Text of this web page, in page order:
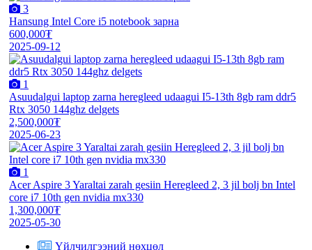
3
Hansung Intel Core i5 notebook зарна
600,000₮
2025-09-12
1
Asuudalgui laptop zarna heregleed udaagui I5-13th 8gb ram ddr5
Rtx 3050 144ghz delgets
2,500,000₮
2025-06-23
1
Acer Aspire 3 Yaraltai zarah gesiin Heregleed 2, 3 jil bolj bn Intel
core i7 10th gen nvidia mx330
1,300,000₮
2025-05-30
Үйлчилгээний нөхцөл